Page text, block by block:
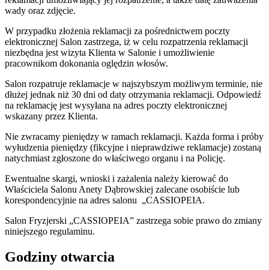
wady oraz zdjęcie.
W przypadku złożenia reklamacji za pośrednictwem poczty
elektronicznej Salon zastrzega, iż w celu rozpatrzenia reklamacji
niezbędna jest wizyta Klienta w Salonie i umożliwienie
pracownikom dokonania oględzin włosów.
Salon rozpatruje reklamacje w najszybszym możliwym terminie, nie
dłużej jednak niż 30 dni od daty otrzymania reklamacji. Odpowiedź
na reklamację jest wysyłana na adres poczty elektronicznej
wskazany przez Klienta.
Nie zwracamy pieniędzy w ramach reklamacji. Każda forma i próby
wyłudzenia pieniędzy (fikcyjne i nieprawdziwe reklamacje) zostaną
natychmiast zgłoszone do właściwego organu i na Policję.
Ewentualne skargi, wnioski i zażalenia należy kierować do
Właściciela Salonu Anety Dąbrowskiej zalecane osobiście lub
korespondencyjnie na adres salonu „CASSIOPEIA.
Salon Fryzjerski „CASSIOPEIA” zastrzega sobie prawo do zmiany
niniejszego regulaminu.
Godziny otwarcia